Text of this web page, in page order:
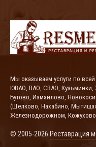
Мы оказываем услуги по
ЮВАО, ВАО, СВАО, Кузьминки,
Бутово, Измайлово,
(Щелково, Нахабино,
Железнодорожном,
© 2005-2026 Реставрация